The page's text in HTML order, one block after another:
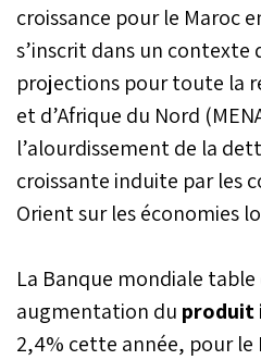
croissance pour le Maroc
s’inscrit dans un contexte
projections pour toute la
et d’Afrique du Nord
l’alourdissement de la
croissante induite par les
Orient sur les économies
La Banque mondiale
augmentation du produit
2,4% cette année, pour le